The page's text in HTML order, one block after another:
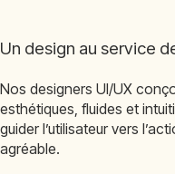
Un design au service
Nos designers UI/UX
esthétiques, fluides et
guider l’utilisateur vers
agréable.